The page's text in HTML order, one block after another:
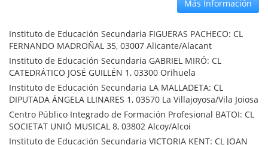
Más Información
Instituto de Educación Secundaria FIGUERAS PACHECO: CL
FERNANDO MADROÑAL 35, 03007 Alicante/Alacant
Instituto de Educación Secundaria GABRIEL MIRÓ: CL
CATEDRÁTICO JOSÉ GUILLÉN 1, 03300 Orihuela
Instituto de Educación Secundaria LA MALLADETA: CL
DIPUTADA ÁNGELA LLINARES 1, 03570 La Villajoyosa/Vila Joiosa
Centro Público Integrado de Formación Profesional BATOI: CL
SOCIETAT UNIÓ MUSICAL 8, 03802 Alcoy/Alcoi
Instituto de Educación Secundaria VICTORIA KENT: CL JOAN